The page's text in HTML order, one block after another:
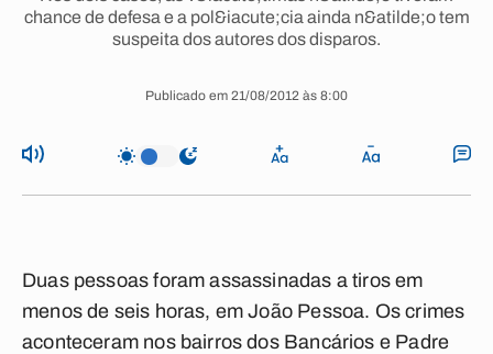
chance de defesa e a pol&iacute;cia ainda n&atilde;o tem
suspeita dos autores dos disparos.
Publicado em 21/08/2012 às 8:00
Duas pessoas foram assassinadas a tiros em
menos de seis horas, em João Pessoa. Os crimes
aconteceram nos bairros dos Bancários e Padre